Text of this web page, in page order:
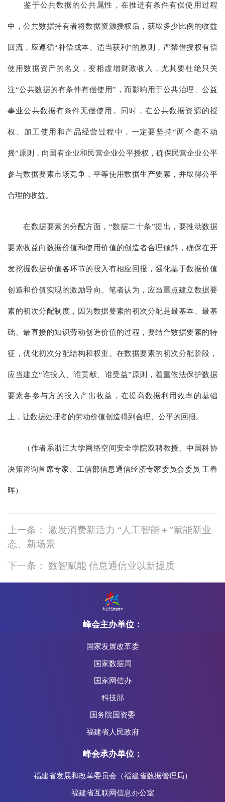
鉴于公共数据的公共属性，在推进有条件有偿使用过程
中，公共数据持有者将数据资源授权后，获取多少比例的收益
回流，应遵循“补偿成本、适当获利”的原则，严禁借授权有偿
使用数据资产的名义，变相虚增财政收入，尤其要杜绝只关
注“公共数据的有条件有偿使用”，而影响用于公共治理、公益
事业公共数据有条件无偿使用。同时，在公共数据资源的授
权、加工使用和产品经营过程中，一定要坚持“两个毫不动
摇”原则，向国有企业和民营企业公平授权，确保民营企业公平
参与数据要素市场竞争，平等使用数据生产要素，并取得公平
合理的收益。
在数据要素的分配方面，“数据二十条”提出，要推动数据
要素收益向数据价值和使用价值的创造者合理倾斜，确保在开
发挖掘数据价值各环节的投入有相应回报，强化基于数据价值
创造和价值实现的激励导向。笔者认为，应当重点建立数据要
素的初次分配制度，因为数据要素的初次分配是最基本、最基
础、最直接的知识劳动创造价值的过程，要结合数据要素的特
征，优化初次分配结构和权重。在数据要素的初次分配阶段，
应当建立“谁投入、谁贡献、谁受益”原则，着重依法保护数据
要素各参与方的投入产出收益，在提高数据利用效率的基础
上，让数据处理者的劳动价值创造得到合理、公平的回报。
（作者系浙江大学网络空间安全学院双聘教授、中国科协
决策咨询首席专家、工信部信息通信经济专家委员会委员 王春
晖）
上一条： 激发消费新活力 “人工智能＋”赋能新业
态、新场景
下一条： 数智赋能 信息通信业以新提质
峰会主办单位：
国家发展改革委
国家数据局
国家网信办
科技部
国务院国资委
福建省人民政府
峰会承办单位：
福建省发展和改革委员会（福建省数据管理局）
福建省互联网信息办公室